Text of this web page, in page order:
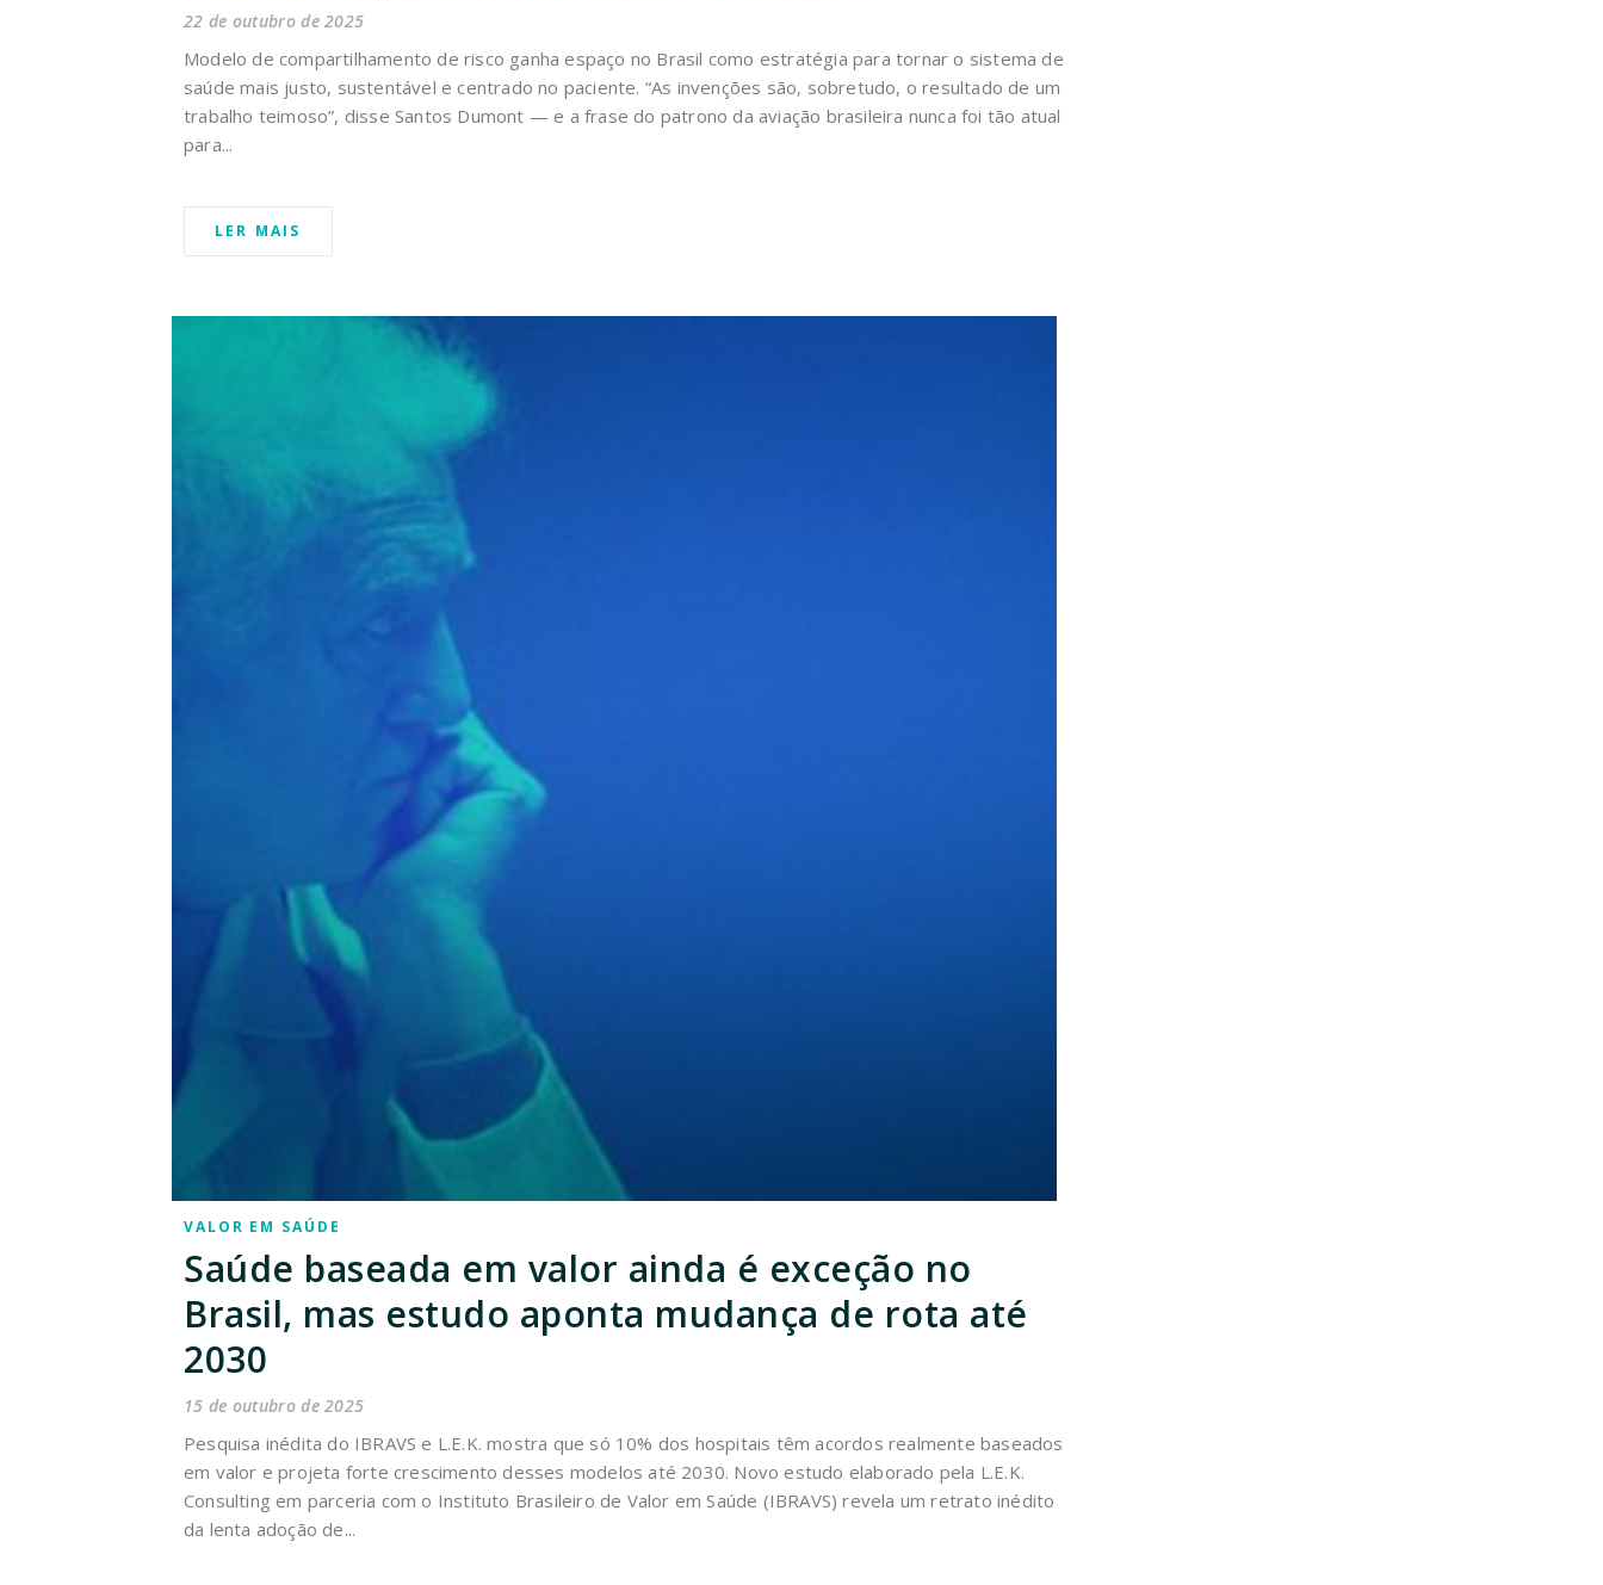
22 de outubro de 2025
Modelo de compartilhamento de risco ganha espaço no Brasil como estratégia para tornar o sistema de
saúde mais justo, sustentável e centrado no paciente. “As invenções são, sobretudo, o resultado de um
trabalho teimoso”, disse Santos Dumont — e a frase do patrono da aviação brasileira nunca foi tão atual
para...
LER MAIS
VALOR EM SAÚDE
Saúde baseada em valor ainda é exceção no
Brasil, mas estudo aponta mudança de rota até
2030
15 de outubro de 2025
Pesquisa inédita do IBRAVS e L.E.K. mostra que só 10% dos hospitais têm acordos realmente baseados
em valor e projeta forte crescimento desses modelos até 2030. Novo estudo elaborado pela L.E.K.
Consulting em parceria com o Instituto Brasileiro de Valor em Saúde (IBRAVS) revela um retrato inédito
da lenta adoção de...